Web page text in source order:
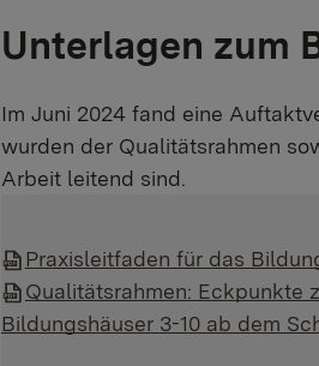
Unterlagen zum
Im Juni 2024 fand eine
wurden der Qualitätsrahmen
Arbeit leitend sind.
Praxisleitfaden für das
Qualitätsrahmen: Eckpunkte
Bildungshäuser 3-10 ab dem